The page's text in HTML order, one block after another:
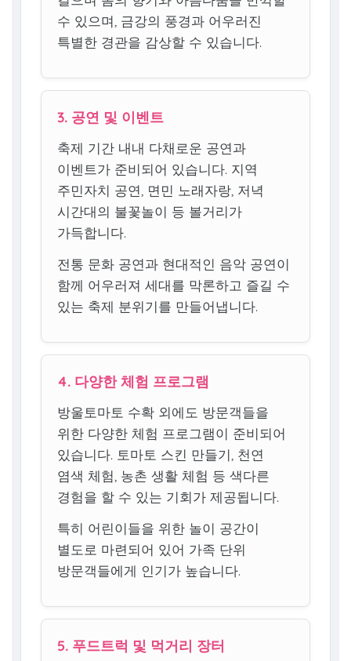
수 있으며, 금강의 풍경과 어우러진
특별한 경관을 감상할 수 있습니다.
3. 공연 및 이벤트
축제 기간 내내 다채로운 공연과
이벤트가 준비되어 있습니다. 지역
주민자치 공연, 면민 노래자랑, 저녁
시간대의 불꽃놀이 등 볼거리가
가득합니다.
전통 문화 공연과 현대적인 음악 공연이
함께 어우러져 세대를 막론하고 즐길 수
있는 축제 분위기를 만들어냅니다.
4. 다양한 체험 프로그램
방울토마토 수확 외에도 방문객들을
위한 다양한 체험 프로그램이 준비되어
있습니다. 토마토 스킨 만들기, 천연
염색 체험, 농촌 생활 체험 등 색다른
경험을 할 수 있는 기회가 제공됩니다.
특히 어린이들을 위한 놀이 공간이
별도로 마련되어 있어 가족 단위
방문객들에게 인기가 높습니다.
5. 푸드트럭 및 먹거리 장터